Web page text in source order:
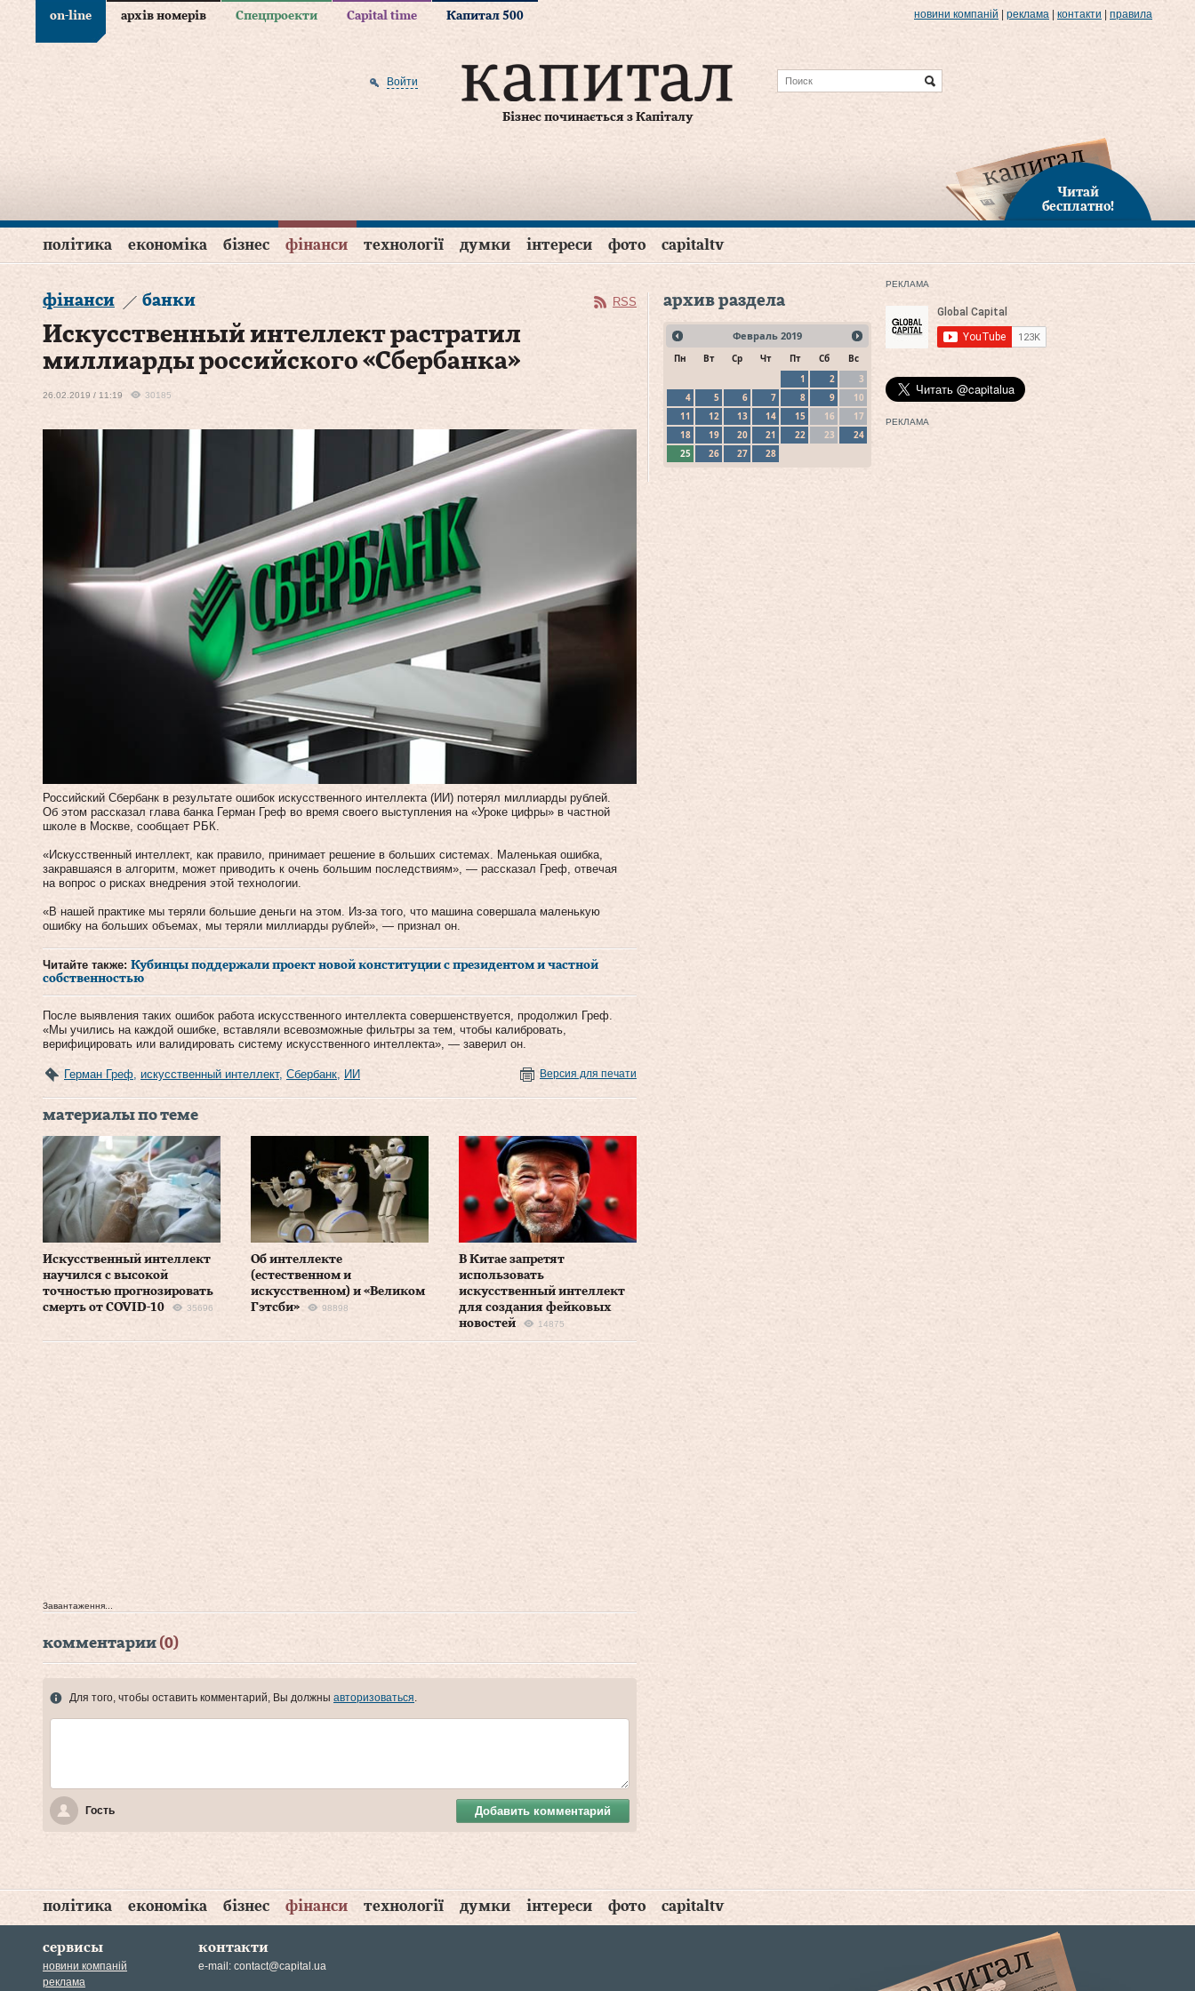
on-line архів номерів Спецпроекти Capital time Капитал 500 новини компаній реклама контакти правила
Бізнес починається з Капіталу
Войти
Читай
бесплатно!
політика економіка бізнес фінанси технології думки інтереси фото capitaltv
фінанси банки RSS
Искусственный интеллект растратил
миллиарды российского «Сбербанка»
26.02.2019 / 11:19 30185
Российский Сбербанк в результате ошибок искусственного интеллекта (ИИ) потерял миллиарды рублей.
Об этом рассказал глава банка Герман Греф во время своего выступления на «Уроке цифры» в частной
школе в Москве, сообщает РБК.
«Искусственный интеллект, как правило, принимает решение в больших системах. Маленькая ошибка,
закравшаяся в алгоритм, может приводить к очень большим последствиям», — рассказал Греф, отвечая
на вопрос о рисках внедрения этой технологии.
«В нашей практике мы теряли большие деньги на этом. Из-за того, что машина совершала маленькую
ошибку на больших объемах, мы теряли миллиарды рублей», — признал он.
Читайте также: Кубинцы поддержали проект новой конституции с президентом и частной
собственностью
После выявления таких ошибок работа искусственного интеллекта совершенствуется, продолжил Греф.
«Мы учились на каждой ошибке, вставляли всевозможные фильтры за тем, чтобы калибровать,
верифицировать или валидировать систему искусственного интеллекта», — заверил он.
Герман Греф искусственный интеллект, Сбербанк ИИ Версия для печати
материалы по теме
Искусственный интеллект
научился с высокой
точностью прогнозировать
смерть от COVID-10
35696
Об интеллекте
(естественном и
искусственном) и «Великом
Гэтсби»
98898
В Китае запретят
использовать
искусственный интеллект
для создания фейковых
новостей
14875
Завантаження...
комментарии(0)
Для того, чтобы оставить комментарий, Вы должны авторизоваться
Гость Добавить комментарий
архив раздела
Февраль 2019
Пн Вт Ср Чт Пт Сб
Вс
1
2
3
4
5 6 7 8 9
10
11
12 13 14 15 16
17
18
19 20 21 22 23
24
25
26 27 28
РЕКЛАМА
РЕКЛАМА
політика економіка бізнес фінанси технології думки інтереси фото capitaltv
сервисы
новини компаній
реклама
контакти
e-mail: contact@capital.ua